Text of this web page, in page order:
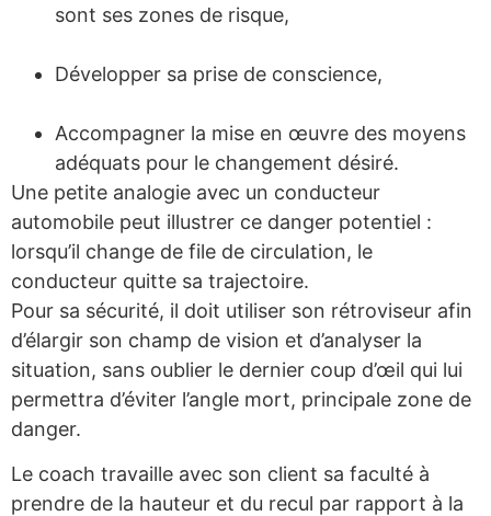
sont ses zones de risque,
Développer sa prise de conscience,
Accompagner la mise en œuvre des moyens
adéquats pour le changement désiré.
Une petite analogie avec un conducteur
automobile peut illustrer ce danger potentiel :
lorsqu’il change de file de circulation, le
conducteur quitte sa trajectoire.
Pour sa sécurité, il doit utiliser son rétroviseur afin
d’élargir son champ de vision et d’analyser la
situation, sans oublier le dernier coup d’œil qui lui
permettra d’éviter l’angle mort, principale zone de
danger.
Le coach travaille avec son client sa faculté à
prendre de la hauteur et du recul par rapport à la